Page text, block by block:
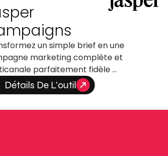
un simple brief en une
marketing complète et
parfaitement fidèle …
Détails De L'outil